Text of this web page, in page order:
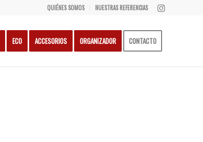
QUIÉNES SOMOS NUESTRAS REFERENCIAS
ECO ACCESORIOS ORGANIZADOR CONTACTO